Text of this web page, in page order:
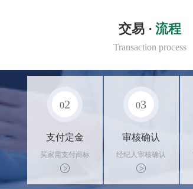
交易 · 流程
Transaction process
02
支付定金
买家需支付商标
标价的10%的购
买订金
03
审核确认
经纪人审核确认
商标状态